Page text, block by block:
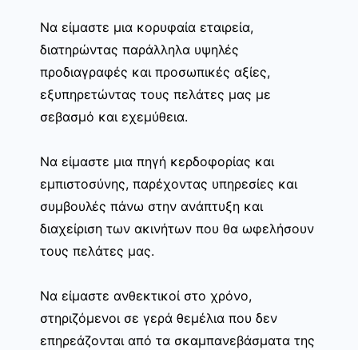
Να είμαστε μια κορυφαία εταιρεία,
διατηρώντας παράλληλα υψηλές
προδιαγραφές και προσωπικές αξίες,
εξυπηρετώντας τους πελάτες μας με
σεβασμό και εχεμύθεια.
Να είμαστε μια πηγή κερδοφορίας και
εμπιστοσύνης, παρέχοντας υπηρεσίες και
συμβουλές πάνω στην ανάπτυξη και
διαχείριση των ακινήτων που θα ωφελήσουν
τους πελάτες μας.
Να είμαστε ανθεκτικοί στο χρόνο,
στηριζόμενοι σε γερά θεμέλια που δεν
επηρεάζονται από τα σκαμπανεβάσματα της